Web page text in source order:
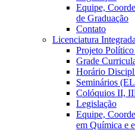
Equipe,
de Graduação
Contato
Licenciatura
Projeto
Grade
Horário
Seminários
Colóquios II,
Legislação
Equipe,
em Química e